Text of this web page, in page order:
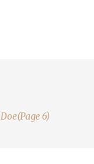
(Page 6)